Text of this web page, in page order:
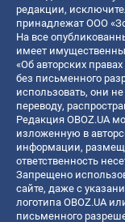
редакции,
принадлежат ООО
На все
имеет
«Об авторских
без письменного
использовать, они
переводу,
Редакция OBOZ.UA
изложенную в
информации,
ответственность
Запрещено
сайте, даже с
логотипа OBOZ.UA
письменного